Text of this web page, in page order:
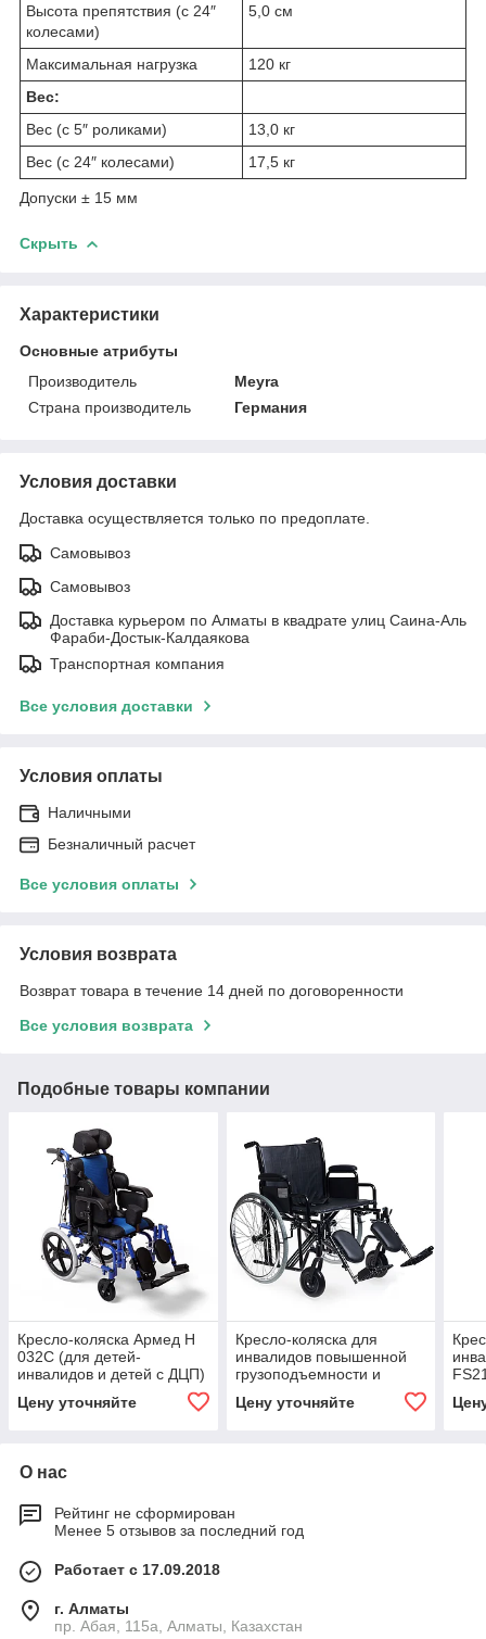
Высота препятствия (с 24″
колесами)
5,0 см
Максимальная нагрузка
120 кг
Вес:
Вес (с 5″ роликами)
13,0 кг
Вес (с 24″ колесами)
17,5 кг
Допуски ± 15 мм
Скрыть
Характеристики
Основные атрибуты
Производитель
Meyra
Страна производитель
Германия
Условия доставки
Доставка осуществляется только по предоплате.
Самовывоз
Самовывоз
Доставка курьером по Алматы в квадрате улиц Саина-Аль
Фараби-Достык-Калдаякова
Транспортная компания
Все условия доставки
Условия оплаты
Наличными
Безналичный расчет
Все условия оплаты
Условия возврата
Возврат товара в течение 14 дней по договоренности
Все условия возврата
Подобные товары компании
Кресло-коляска Армед Н
032C (для детей-
инвалидов и детей с ДЦП)
Цену уточняйте
Кресло-коляска для
инвалидов повышенной
грузоподъемности и
увеличенным сиденьем H
002 (22 дюйма)
Цену уточняйте
О нас
Рейтинг не сформирован
Менее 5 отзывов за последний год
Работает с 17.09.2018
г. Алматы
пр. Абая, 115а, Алматы, Казахстан